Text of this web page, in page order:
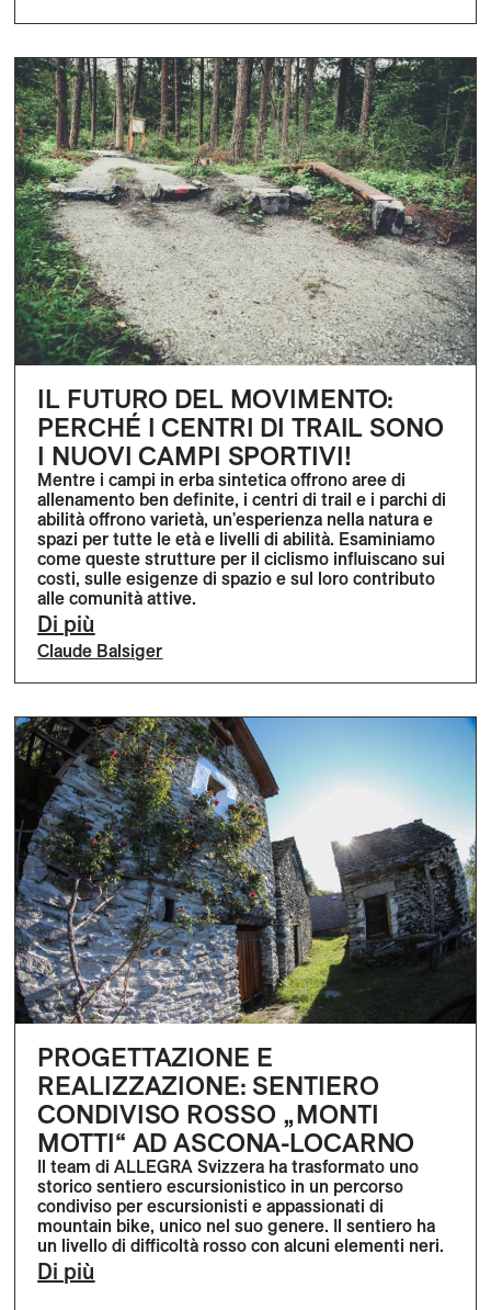
IL FUTURO DEL MOVIMENTO:
PERCHÉ I CENTRI DI TRAIL SONO
I NUOVI CAMPI SPORTIVI!
Mentre i campi in erba sintetica offrono aree di
allenamento ben definite, i centri di trail e i parchi di
abilità offrono varietà, un'esperienza nella natura e
spazi per tutte le età e livelli di abilità. Esaminiamo
come queste strutture per il ciclismo influiscano sui
costi, sulle esigenze di spazio e sul loro contributo
alle comunità attive.
Di più
Claude Balsiger
PROGETTAZIONE E
REALIZZAZIONE: SENTIERO
CONDIVISO ROSSO „MONTI
MOTTI“ AD ASCONA-LOCARNO
Il team di ALLEGRA Svizzera ha trasformato uno
storico sentiero escursionistico in un percorso
condiviso per escursionisti e appassionati di
mountain bike, unico nel suo genere. Il sentiero ha
un livello di difficoltà rosso con alcuni elementi neri.
Di più